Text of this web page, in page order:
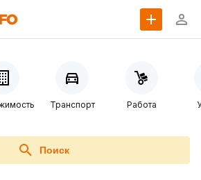
Транспорт Работа
Поиск